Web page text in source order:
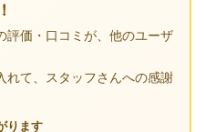
評価・口コミが、他のユーザ
れて、スタッフさんへの感謝
ります